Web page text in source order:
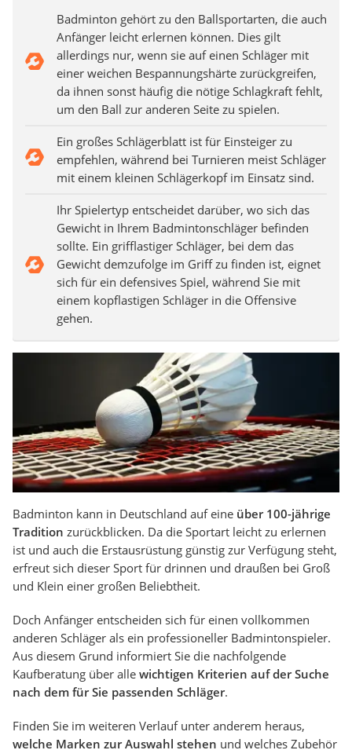
Badminton gehört zu den Ballsportarten, die auch
Anfänger leicht erlernen können. Dies gilt
allerdings nur, wenn sie auf einen Schläger mit
einer weichen Bespannungshärte zurückgreifen,
da ihnen sonst häufig die nötige Schlagkraft fehlt,
um den Ball zur anderen Seite zu spielen.
Ein großes Schlägerblatt ist für Einsteiger zu
empfehlen, während bei Turnieren meist Schläger
mit einem kleinen Schlägerkopf im Einsatz sind.
Ihr Spielertyp entscheidet darüber, wo sich das
Gewicht in Ihrem Badmintonschläger befinden
sollte. Ein grifflastiger Schläger, bei dem das
Gewicht demzufolge im Griff zu finden ist, eignet
sich für ein defensives Spiel, während Sie mit
einem kopflastigen Schläger in die Offensive
gehen.
Badminton kann in Deutschland auf eine über 100-jährige
Tradition zurückblicken. Da die Sportart leicht zu erlernen
ist und auch die Erstausrüstung günstig zur Verfügung steht,
erfreut sich dieser Sport für drinnen und draußen bei Groß
und Klein einer großen Beliebtheit.
Doch Anfänger entscheiden sich für einen vollkommen
anderen Schläger als ein professioneller Badmintonspieler.
Aus diesem Grund informiert Sie die nachfolgende
Kaufberatung über alle wichtigen Kriterien auf der Suche
nach dem für Sie passenden Schläger.
Finden Sie im weiteren Verlauf unter anderem heraus,
welche Marken zur Auswahl stehen und welches Zubehör